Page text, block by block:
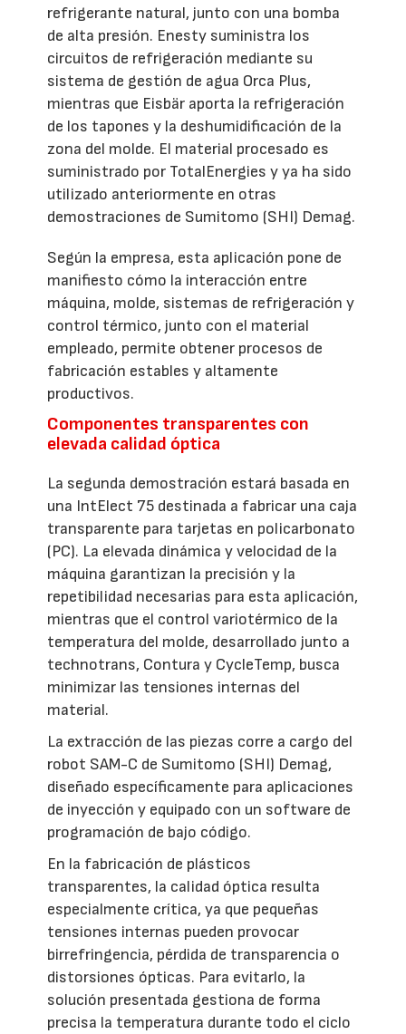
refrigerante natural, junto con una bomba
de alta presión. Enesty suministra los
circuitos de refrigeración mediante su
sistema de gestión de agua Orca Plus,
mientras que Eisbär aporta la refrigeración
de los tapones y la deshumidificación de la
zona del molde. El material procesado es
suministrado por TotalEnergies y ya ha sido
utilizado anteriormente en otras
demostraciones de Sumitomo (SHI) Demag.
Según la empresa, esta aplicación pone de
manifiesto cómo la interacción entre
máquina, molde, sistemas de refrigeración y
control térmico, junto con el material
empleado, permite obtener procesos de
fabricación estables y altamente
productivos.
Componentes transparentes con
elevada calidad óptica
La segunda demostración estará basada en
una IntElect 75 destinada a fabricar una caja
transparente para tarjetas en policarbonato
(PC). La elevada dinámica y velocidad de la
máquina garantizan la precisión y la
repetibilidad necesarias para esta aplicación,
mientras que el control variotérmico de la
temperatura del molde, desarrollado junto a
technotrans, Contura y CycleTemp, busca
minimizar las tensiones internas del
material.
La extracción de las piezas corre a cargo del
robot SAM-C de Sumitomo (SHI) Demag,
diseñado específicamente para aplicaciones
de inyección y equipado con un software de
programación de bajo código.
En la fabricación de plásticos
transparentes, la calidad óptica resulta
especialmente crítica, ya que pequeñas
tensiones internas pueden provocar
birrefringencia, pérdida de transparencia o
distorsiones ópticas. Para evitarlo, la
solución presentada gestiona de forma
precisa la temperatura durante todo el ciclo